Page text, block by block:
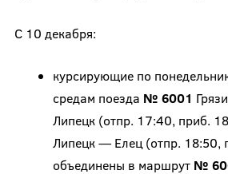
С 10 декабря:
курсирующие по
средам поезда № 6001
Липецк (отпр. 17:40, приб.
Липецк — Елец (отпр. 18:50,
объединены в маршрут №